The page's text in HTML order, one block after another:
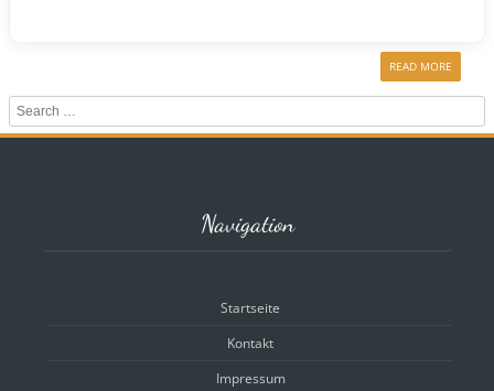
READ MORE
Search
Navigation
Startseite
Kontakt
Impressum